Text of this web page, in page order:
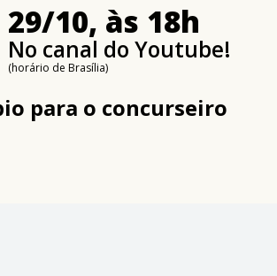
29/10, às 18h
No canal do Youtube!
(horário de Brasília)
para o concurseiro